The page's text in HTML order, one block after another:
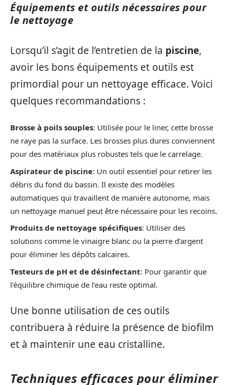
Équipements et outils nécessaires pour
le nettoyage
Lorsqu’il s’agit de l’entretien de la piscine,
avoir les bons équipements et outils est
primordial pour un nettoyage efficace. Voici
quelques recommandations :
Brosse à poils souples: Utilisée pour le liner, cette brosse
ne raye pas la surface. Les brosses plus dures conviennent
pour des matériaux plus robustes tels que le carrelage.
Aspirateur de piscine: Un outil essentiel pour retirer les
débris du fond du bassin. Il existe des modèles
automatiques qui travaillent de manière autonome, mais
un nettoyage manuel peut être nécessaire pour les recoins.
Produits de nettoyage spécifiques: Utiliser des
solutions comme le vinaigre blanc ou la pierre d’argent
pour éliminer les dépôts calcaires.
Testeurs de pH et de désinfectant: Pour garantir que
l’équilibre chimique de l’eau reste optimal.
Une bonne utilisation de ces outils
contribuera à réduire la présence de biofilm
et à maintenir une eau cristalline.
Techniques efficaces pour éliminer